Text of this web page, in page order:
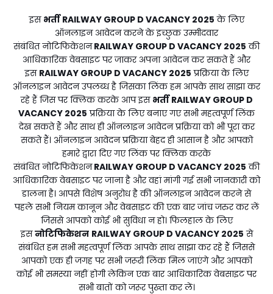
इस भर्ती RAILWAY GROUP D VACANCY 2025 के लिए
ऑनलाइन आवेदन करने के इच्छुक उम्मीदवार
संबंधित नोटिफिकेशन RAILWAY GROUP D VACANCY 2025 की
आधिकारिक वेबसाइट पर जाकर अपना आवेदन कर सकते हैं और
इस RAILWAY GROUP D VACANCY 2025 प्रक्रिया के लिए
ऑनलाइन आवेदन उपलब्ध है जिसका लिंक हम आपके साथ साझा कर
रहे हैं जिस पर क्लिक करके आप इस भर्ती RAILWAY GROUP D
VACANCY 2025 प्रक्रिया के लिए बनाए गए सभी महत्वपूर्ण लिंक
देख सकते हैं और साथ ही ऑनलाइन आवेदन प्रक्रिया को भी पूरा कर
सकते हैं। ऑनलाइन आवेदन प्रक्रिया बेहद ही आसान है और आपको
हमारे द्वारा दिए गए लिंक पर क्लिक करके
संबंधित नोटिफिकेशन RAILWAY GROUP D VACANCY 2025 की
आधिकारिक वेबसाइट पर जाना है और वहां मांगी गई सभी जानकारी को
डालना है। आपसे विशेष अनुरोध है की ऑनलाइन आवेदन करने से
पहले सभी नियम कानून और वेबसाइट की एक बार जांच जरुर कर लें
जिससे आपको कोई भी सुविधा न हो। फिलहाल के लिए
इसनोटिफिकेशन RAILWAY GROUP D VACANCY 2025 से
संबंधित हम सभी महत्वपूर्ण लिंक आपके साथ साझा कर रहे हैं जिससे
आपको एक ही जगह पर सभी जरूरी लिंक मिल जाएंगे और आपको
कोई भी समस्या नहीं होगी लेकिन एक बार आधिकारिक वेबसाइट पर
सभी बातों को जरूर पुख्ता कर लें।